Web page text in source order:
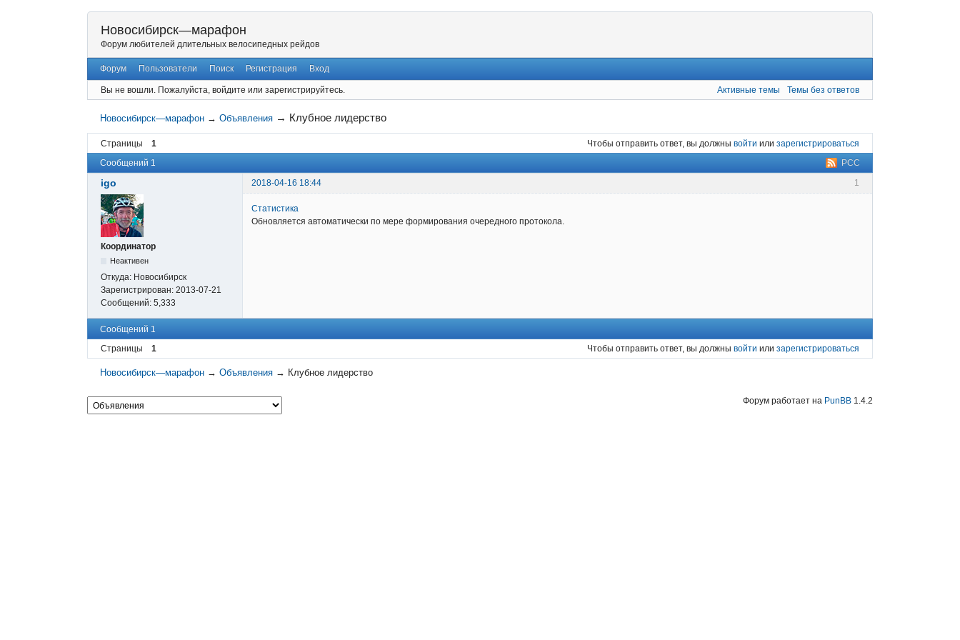
Новосибирск—марафон
Форум любителей длительных велосипедных рейдов
Форум Пользователи Поиск Регистрация Вход
Вы не вошли. Пожалуйста, войдите или зарегистрируйтесь. Активные темы Темы без ответов
Новосибирск—марафон →Объявления → Клубное лидерство
Страницы 1 Чтобы отправить ответ, вы должны войти или зарегистрироваться
РСС
Сообщений 1
1
igo 2018-04-16 18:44
Координатор
Неактивен
Откуда: Новосибирск
Зарегистрирован: 2013-07-21
Сообщений: 5,333
Статистика
Обновляется автоматически по мере формирования очередного протокола.
Сообщений 1
Страницы
1 Чтобы отправить ответ, вы должны войти или зарегистрироваться
Новосибирск—марафон →Объявления → Клубное лидерство
Форум работает на PunBB 1.4.2